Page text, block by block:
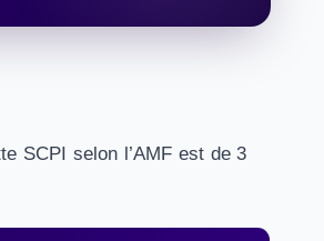
SCPI selon l’AMF est de 3